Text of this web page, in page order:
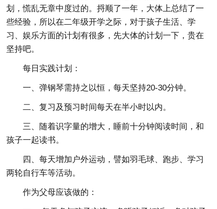
划，慌乱无章中度过的。捋顺了一年，大体上总结了一
些经验，所以在二年级开学之际，对于孩子生活、学
习、娱乐方面的计划有很多，先大体的计划一下，贵在
坚持吧。
每日实践计划：
一、弹钢琴需持之以恒，每天坚持20-30分钟。
二、复习及预习时间每天在半小时以内。
三、随着识字量的增大，睡前十分钟阅读时间，和
孩子一起读书。
四、每天增加户外运动，譬如羽毛球、跑步、学习
两轮自行车等活动。
作为父母应该做的：